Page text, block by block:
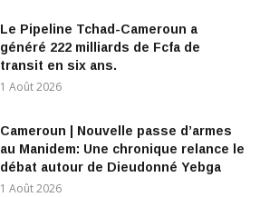
Le Pipeline Tchad-Cameroun a
généré 222 milliards de Fcfa de
transit en six ans.
1 Août 2026
Cameroun | Nouvelle passe d’armes
au Manidem: Une chronique relance le
débat autour de Dieudonné Yebga
1 Août 2026